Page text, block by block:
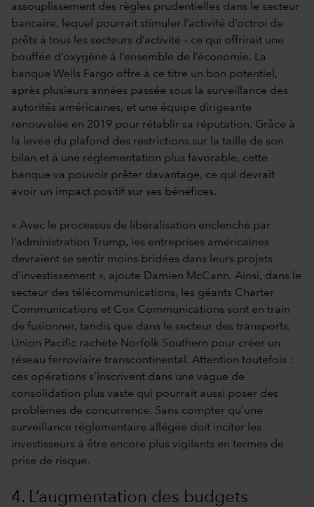
assouplissement des règles prudentielles dans le secteur
bancaire, lequel pourrait stimuler l’activité d’octroi de
prêts à tous les secteurs d’activité – ce qui offrirait une
bouffée d’oxygène à l’ensemble de l’économie. La
banque Wells Fargo offre à ce titre un bon potentiel,
après plusieurs années passée sous la surveillance des
autorités américaines, et une équipe dirigeante
renouvelée en 2019 pour rétablir sa réputation. Grâce à
la levée du plafond des restrictions sur la taille de son
bilan et à une réglementation plus favorable, cette
banque va pouvoir prêter davantage, ce qui devrait
avoir un impact positif sur ses bénéfices.
« Avec le processus de libéralisation enclenché par
l’administration Trump, les entreprises américaines
devraient se sentir moins bridées dans leurs projets
d’investissement », ajoute Damien McCann. Ainsi, dans le
secteur des télécommunications, les géants Charter
Communications et Cox Communications sont en train
de fusionner, tandis que dans le secteur des transports,
Union Pacific rachète Norfolk Southern pour créer un
réseau ferroviaire transcontinental. Attention toutefois :
ces opérations s’inscrivent dans une vague de
consolidation plus vaste qui pourrait aussi poser des
problèmes de concurrence. Sans compter qu’une
surveillance réglementaire allégée doit inciter les
investisseurs à être encore plus vigilants en termes de
prise de risque.
4. L’augmentation des budgets